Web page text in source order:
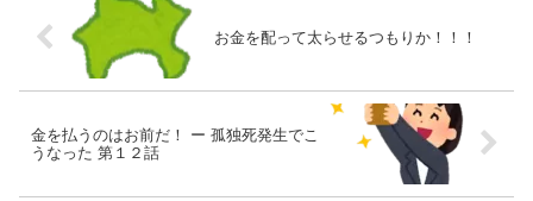
お金を配って太らせるつもりか！！！
金を払うのはお前だ！ ー 孤独死発生でこ
うなった 第１２話